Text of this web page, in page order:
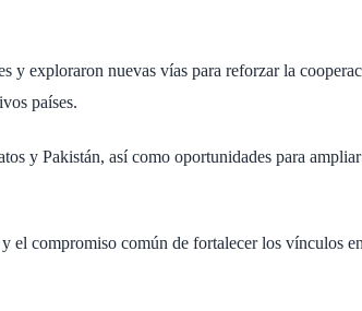
y exploraron nuevas vías para reforzar la
países.
y Pakistán, así como oportunidades para
el compromiso común de fortalecer los vínculos en